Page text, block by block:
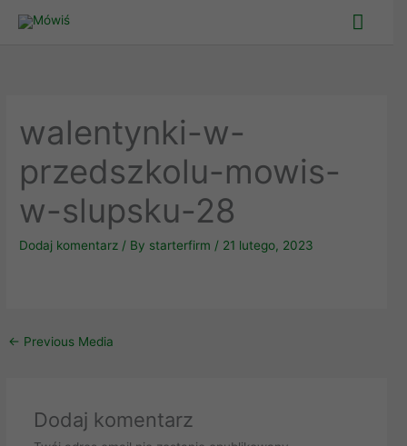
Main
walentynki-w-
przedszkolu-mowis-
w-slupsku-28
Dodaj komentarz / By starterfirm / 21 lutego, 2023
← Previous Media
Dodaj komentarz